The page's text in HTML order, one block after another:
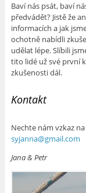
Baví nás psát, baví
předvádět? Jistě že
informacích a jak
ochotně nabídli
udělat lépe. Slíbili
tito lidé už své první
zkušenosti dál.
Kontakt
Nechte nám vzkaz
syjanna@gmail.com
Jana & Petr